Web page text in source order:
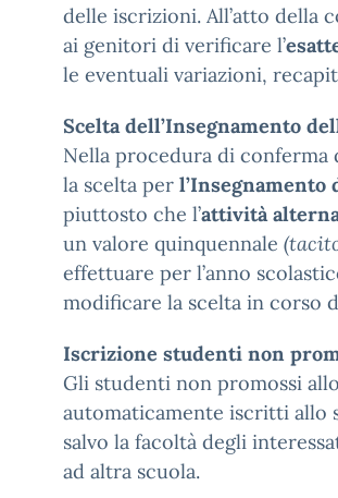
delle iscrizioni. All’atto della
ai genitori di verificare l’
le eventuali variazioni,
Scelta dell’Insegnamento
Nella procedura di conferma
la scelta per l’Insegnamento
piuttosto che l’attività
un valore quinquennale
effettuare per l’anno
modificare la scelta in corso
Iscrizione studenti non
Gli studenti non promossi
automaticamente iscritti allo
salvo la facoltà degli
ad altra scuola.